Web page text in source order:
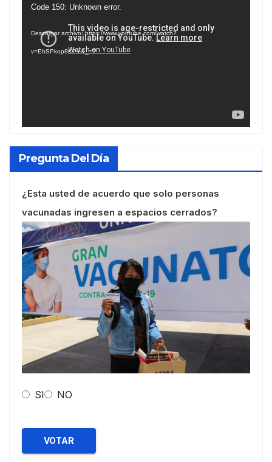
Reproductor
vídeo
Code 150: Unknown error.
Descargar archivo: https://www.youtube.com/watch?
v=EhSPkop8KPY&_=2
Pregunta Del Día
¿Esta usted de acuerdo que solo personas
vacunadas ingresen a espacios cerrados?
SI NO
VOTAR